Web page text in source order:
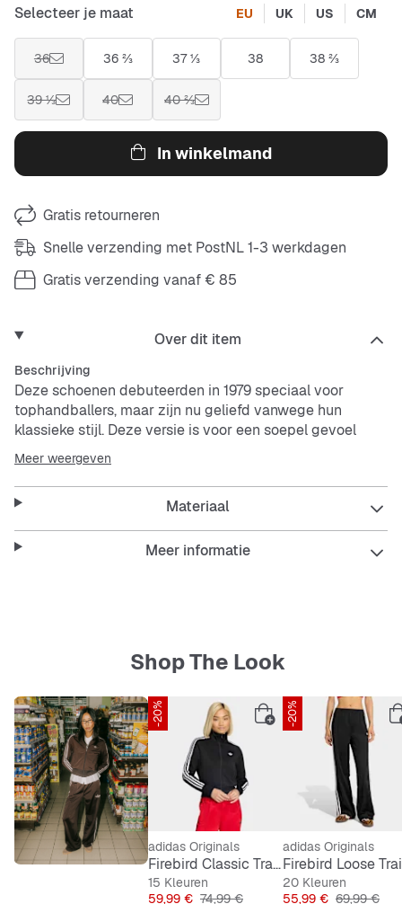
Selecteer je maat EU UK US CM
36 36 ⅔ 37 ⅓ 38 38 ⅔
39 ⅓ 40 40 ⅔
In winkelmand
Gratis retourneren
Snelle verzending met PostNL 1-3 werkdagen
Gratis verzending vanaf € 85
Over dit item
Beschrijving
Deze schoenen debuteerden in 1979 speciaal voor
tophandballers, maar zijn nu geliefd vanwege hun
klassieke stijl. Deze versie is voor een soepel gevoel
gemaakt van nubuck en suède. De zachte gumrubberen
loopzool blijft trouw aan z'n vintage oorsprong.
Features
Normale pasvorm
Meer weergeven
Materiaal
Meer informatie
Shop The Look
-20%
adidas Originals
Firebird Classic Tracktop
15 Kleuren
Prijs
59,99 € Originele Prijs
74,99 €
-20%
adidas Originals
20 Kleuren
Prijs
55,99 € Originele
69,99 €